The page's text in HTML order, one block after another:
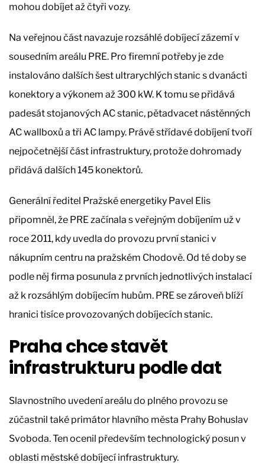
mohou dobíjet až čtyři vozy.
Na veřejnou část navazuje rozsáhlé dobíjecí zázemí v
sousedním areálu PRE. Pro firemní potřeby je zde
instalováno dalších šest ultrarychlých stanic s dvanácti
konektory a výkonem až 300 kW. K tomu se přidává
padesát stojanových AC stanic, pětadvacet nástěnných
AC wallboxů a tři AC lampy. Právě střídavé dobíjení tvoří
nejpočetnější část infrastruktury, protože dohromady
přidává dalších 145 konektorů.
Generální ředitel Pražské energetiky Pavel Elis
připomněl, že PRE začínala s veřejným dobíjením už v
roce 2011, kdy uvedla do provozu první stanici v
nákupním centru na pražském Chodově. Od té doby se
podle něj firma posunula z prvních jednotlivých instalací
až k rozsáhlým dobíjecím hubům. PRE se zároveň blíží
hranici tisíce provozovaných dobíjecích stanic.
Praha chce stavět
infrastrukturu podle dat
Slavnostního uvedení areálu do plného provozu se
zúčastnil také primátor hlavního města Prahy Bohuslav
Svoboda. Ten ocenil především technologický posun v
oblasti městské dobíjecí infrastruktury.